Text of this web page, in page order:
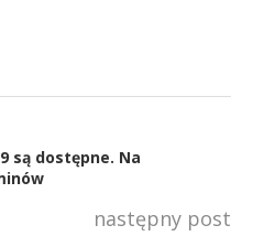
są dostępne. Na
następny post